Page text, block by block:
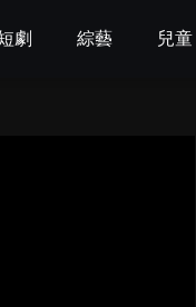
劇 綜藝 兒童